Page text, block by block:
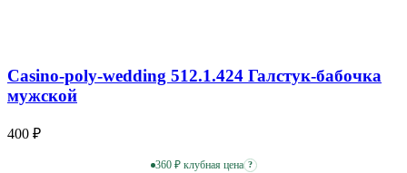
Casino-poly-wedding 512.1.424 Галстук-бабочка
мужской
400 ₽
360 ₽ клубная цена ?